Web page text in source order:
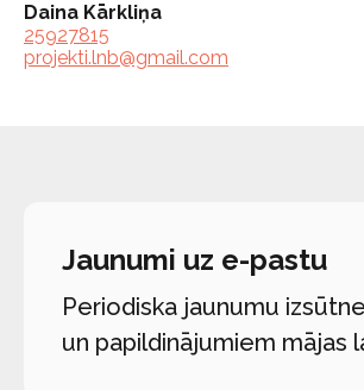
Daina Kārkliņa
25927815
projekti.lnb@gmail.com
Jaunumi uz e-pastu
Periodiska jaunumu
un papildinājumiem mājas